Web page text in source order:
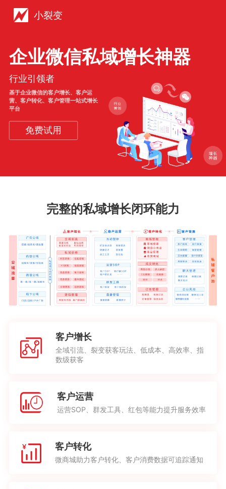
小裂变
企业微信私域增长神器
行业引领者
基于企业微信的客户增长、客户运
营、客户转化、客户管理一站式增长
平台
免费试用
完整的私域增长闭环能力
客户增长
全域引流、裂变获客玩法、低成本、高效率、指
数级获客
客户运营
运营SOP、群发工具、红包等能力提升服务效率
客户转化
微商城助力客户转化、客户消费数据可追踪通知